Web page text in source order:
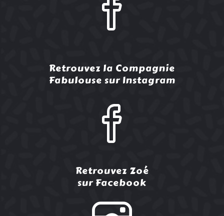
Retrouvez la Compagnie
Fabulouse sur Instagram
Retrouvez Zoé
sur Facebook